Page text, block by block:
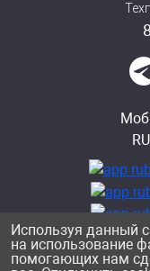
Используя данный
на использование
помогающих нам